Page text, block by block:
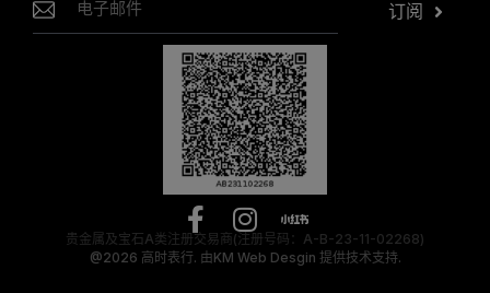
订阅
贵金属及宝石A类注册交易商(注册号码：A-B-23-11-02268)
@2026 高时表行. 由KM Web Desgin 提供技术支持.